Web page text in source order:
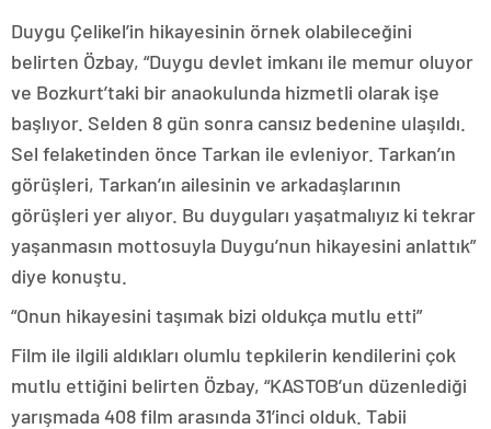
Duygu Çelikel’in hikayesinin örnek olabileceğini
belirten Özbay, “Duygu devlet imkanı ile memur oluyor
ve Bozkurt’taki bir anaokulunda hizmetli olarak işe
başlıyor. Selden 8 gün sonra cansız bedenine ulaşıldı.
Sel felaketinden önce Tarkan ile evleniyor. Tarkan’ın
görüşleri, Tarkan’ın ailesinin ve arkadaşlarının
görüşleri yer alıyor. Bu duyguları yaşatmalıyız ki tekrar
yaşanmasın mottosuyla Duygu’nun hikayesini anlattık”
diye konuştu.
“Onun hikayesini taşımak bizi oldukça mutlu etti”
Film ile ilgili aldıkları olumlu tepkilerin kendilerini çok
mutlu ettiğini belirten Özbay, “KASTOB’un düzenlediği
yarışmada 408 film arasında 31’inci olduk. Tabii